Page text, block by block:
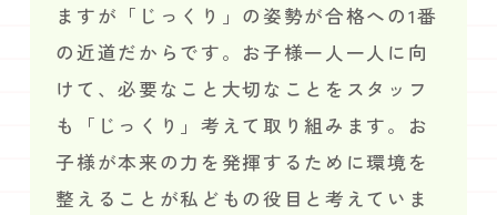
ますが「じっくり」の姿勢が合格への1番
の近道だからです。お子様一人一人に向
けて、必要なこと大切なことをスタッフ
も「じっくり」考えて取り組みます。お
子様が本来の力を発揮するために環境を
整えることが私どもの役目と考えていま